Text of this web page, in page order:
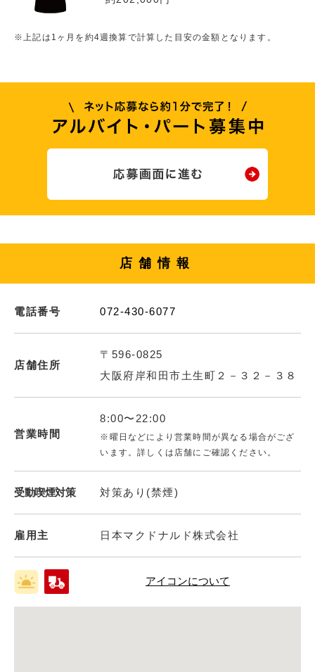
※上記は1ヶ月を約4週換算で計算した目安の金額となります。
店舗情報
電話番号 072-430-6077
店舗住所
〒596-0825
大阪府岸和田市土生町２－３２－３８
営業時間
8:00〜22:00
※曜日などにより営業時間が異なる場合がござ
います。詳しくは店舗にご確認ください。
受動喫煙対策 対策あり(禁煙)
雇用主 日本マクドナルド株式会社
アイコンについて